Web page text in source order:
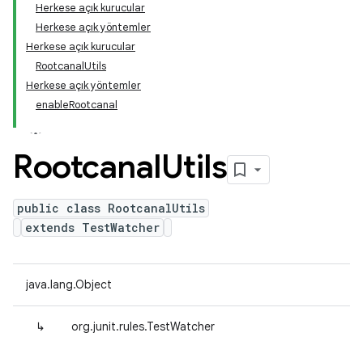
Herkese açık kurucular
Herkese açık yöntemler
Herkese açık kurucular
RootcanalUtils
Herkese açık yöntemler
enableRootcanal
RootcanalUtils
public class RootcanalUtils
extends TestWatcher
java.lang.Object
↳ org.junit.rules.TestWatcher